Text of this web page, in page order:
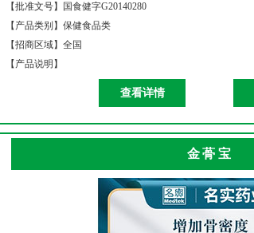
【批准文号】
国食健字G20140280
【产品类别】 保健食品类
【招商区域】 全国
【产品说明】
查看详情
金蓇宝